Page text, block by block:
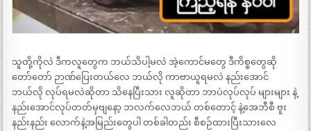
သူတို့ကိုလဲ ဒီကလူတွေက ဘယ်သိပါ့မလဲ အဲ့ကောင်မတွေ ဒီကိစ္စတွေဆို
တော်တော် ဉာဏ်ပြေးတယ်လေ ဘယ်လို ကာဗာယူရမလဲ နည်းအောင်
ဘယ်လို လုပ်ရမလဲဆိုတာ သိနေပြီးသား လူဆိုတာ ဘာပဲလုပ်လုပ် များများ နဲ့
နည်းအောင်လုပ်တတ်မှဗျနော့ ဘလက်လေဘယ် တစ်တောင့် နဲ့အေဘီစီ ဗူး
နည်းနည်း လောက်နဲ့အမြည်းတွေပါ တစ်ခါတည်း စီစဉ်ထားပြီးသားလေ